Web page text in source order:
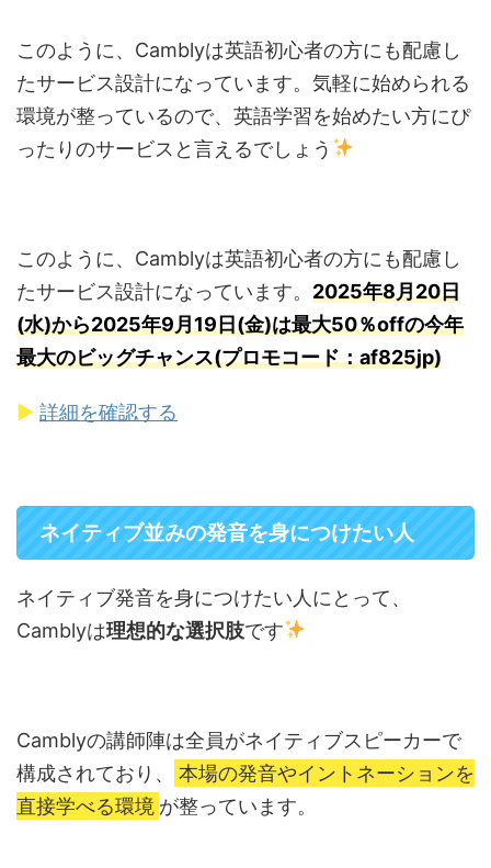
このように、Camblyは英語初心者の方にも配慮し
たサービス設計になっています。気軽に始められる
環境が整っているので、英語学習を始めたい方にぴ
ったりのサービスと言えるでしょう
このように、Camblyは英語初心者の方にも配慮し
たサービス設計になっています。 2025年8月20日
(水)から2025年9月19日(金)は最大50％offの今年
最大のビッグチャンス(プロモコード：af825jp)
▶ 詳細を確認する
ネイティブ並みの発音を身につけたい人
ネイティブ発音を身につけたい人にとって、
Camblyは理想的な選択肢です
Camblyの講師陣は全員がネイティブスピーカーで
構成されており、
本場の発音やイントネーションを
直接学べる環境 が整っています。